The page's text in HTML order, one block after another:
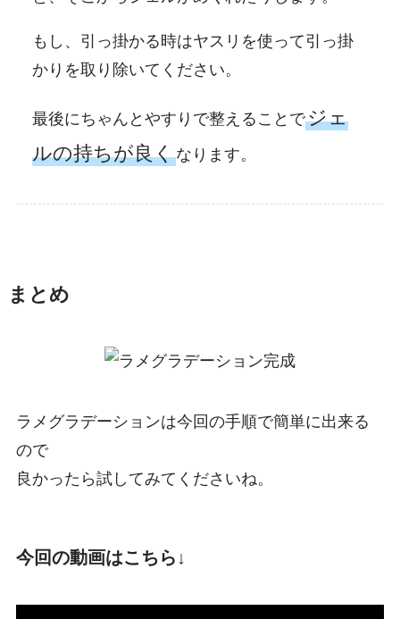
もし、引っ掛かる時はヤスリを使って引っ掛
かりを取り除いてください。
最後にちゃんとやすりで整えることでジェ
ルの持ちが良くなります。
まとめ
ラメグラデーションは今回の手順で簡単に出来る
ので
良かったら試してみてくださいね。
今回の動画はこちら↓